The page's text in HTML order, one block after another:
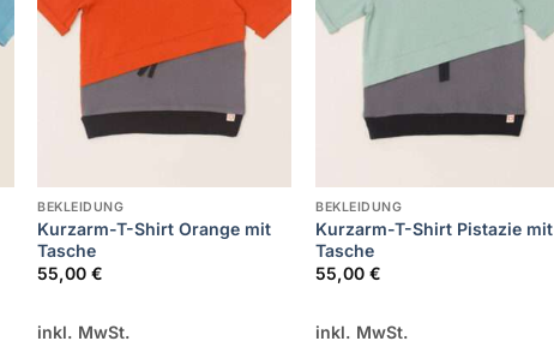
BEKLEIDUNG
Kurzarm-T-Shirt Orange mit
Tasche
55,00€
inkl. MwSt.
BEKLEIDUNG
Kurzarm-T-Shirt Pistazie mit
Tasche
55,00€
inkl. MwSt.